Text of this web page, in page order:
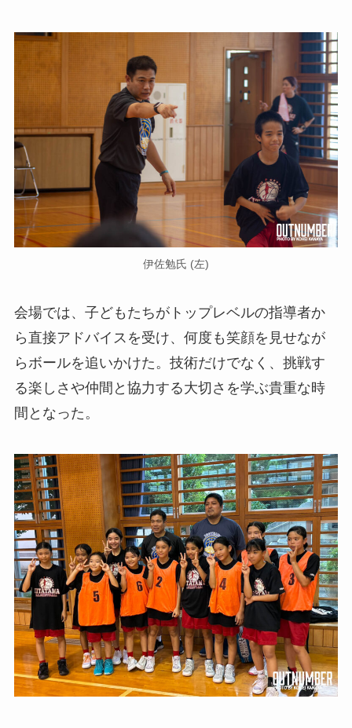
伊佐勉氏 (左)
会場では、子どもたちがトップレベルの指導者か
ら直接アドバイスを受け、何度も笑顔を見せなが
らボールを追いかけた。技術だけでなく、挑戦す
る楽しさや仲間と協力する大切さを学ぶ貴重な時
間となった。